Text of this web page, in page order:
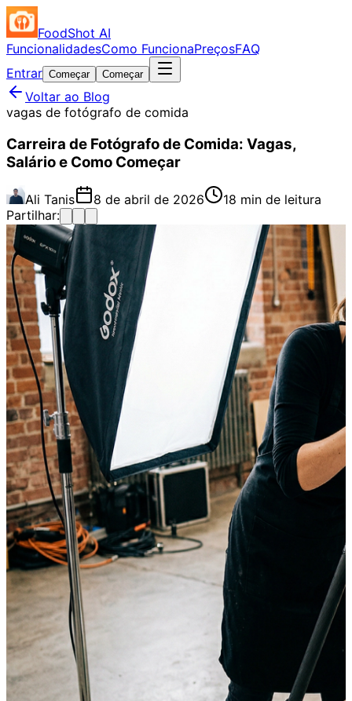
FoodShot AI
FuncionalidadesComo FuncionaPreçosFAQ
Entrar Começar Começar
Voltar ao Blog
vagas de fotógrafo de comida
Carreira de Fotógrafo de Comida: Vagas,
Salário e Como Começar
Ali Tanis 8 de abril de 2026
18 min de leitura
Partilhar: